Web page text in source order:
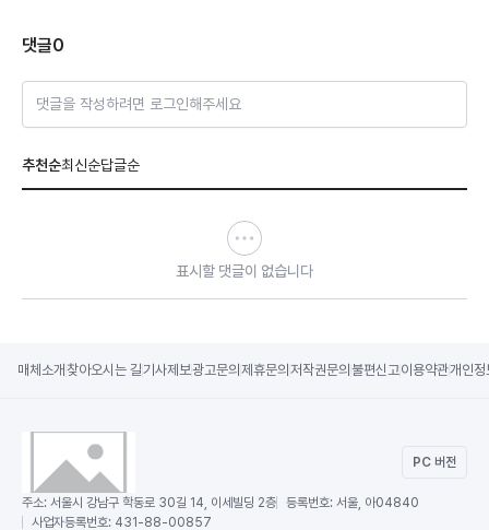
댓글0
댓글을 작성하려면 로그인해주세요
추천순최신순답글순
표시할 댓글이 없습니다
매체소개 찾아오시는 길기사제보광고문의 제휴문의 저작권문의 불편신고이용약관개인정
PC 버전
주소: 서울시 강남구 학동로 30길 14, 이세빌딩 2층 등록번호: 서울, 아04840
사업자등록번호: 431-88-00857